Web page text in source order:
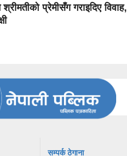
प्रेमीसँग गराइदिए विवाह,
सम्पर्क ठेगाना